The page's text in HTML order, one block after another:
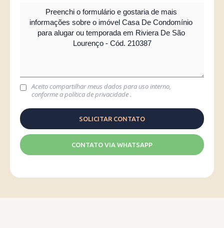
Aceito compartilhar meus dados para uso interno,
conforme apolítica de privacidade.
CONTATO VIA WHATSAPP